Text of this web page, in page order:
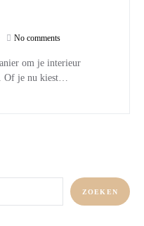
No comments
om je interieur
Of je nu kiest…
ZOEKEN